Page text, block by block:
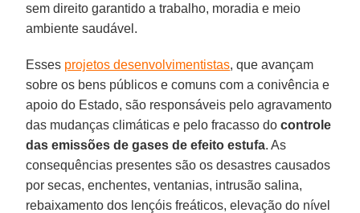
sem direito garantido a trabalho, moradia e meio
ambiente saudável.
Esses projetos desenvolvimentistas, que avançam
sobre os bens públicos e comuns com a conivência e
apoio do Estado, são responsáveis pelo agravamento
das mudanças climáticas e pelo fracasso docontrole
das emissões de gases de efeito estufa. As
consequências presentes são os desastres causados
por secas, enchentes, ventanias, intrusão salina,
rebaixamento dos lençóis freáticos, elevação do nível